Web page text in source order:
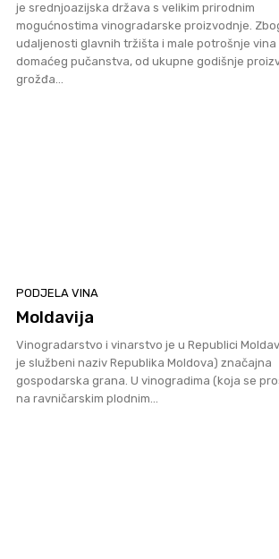
je srednjoazijska država s velikim prirodnim
mogućnostima vinogradarske proizvodnje.
udaljenosti glavnih tržišta i male potrošnje vina
domaćeg pučanstva, od ukupne godišnje
grožđa...
PODJELA VINA
Moldavija
Vinogradarstvo i vinarstvo je u Republici
je službeni naziv Republika Moldova) značajna
gospodarska grana. U vinogradima (koja se
na ravničarskim plodnim...